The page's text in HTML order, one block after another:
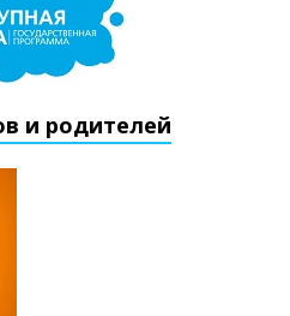
и родителей